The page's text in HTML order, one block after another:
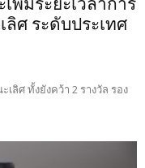
พิ่มระยะเวลาการ
ลิศ ระดับประเทศ
ลิศ ทั้งยังคว้า 2 รางวัล รอง